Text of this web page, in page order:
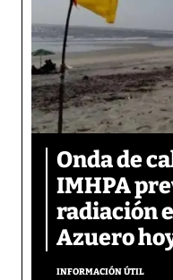
Onda de
IMHPA
radiación
Azuero
INFORMACIÓN ÚTIL